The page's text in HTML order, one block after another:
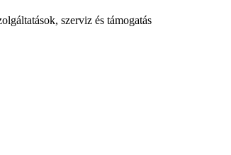
szerviz és támogatás